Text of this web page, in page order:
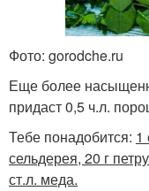
Фото: gorodche.ru
Еще более
придаст 0,5 ч.л.
Тебе понадобится: 1
сельдерея, 20 г
ст.л. меда.